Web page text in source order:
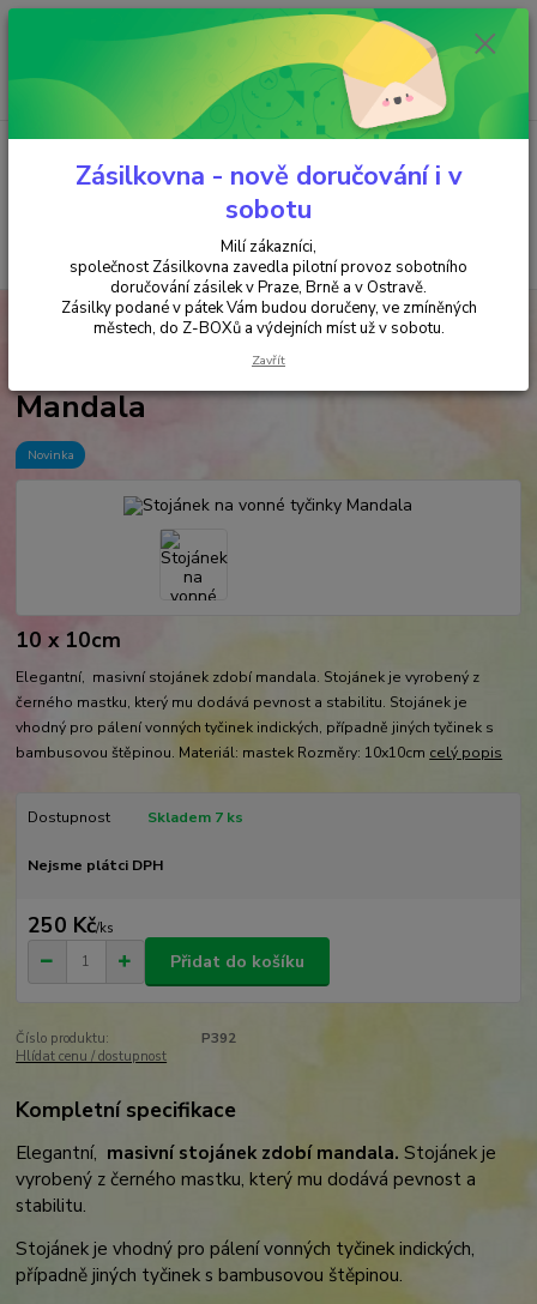
Minimální hodnota objednávky je 200 kč. Při nákupu nad 2000,- Kč je
požadována platba předem na účet.
Menu
+420 737 737 037
(Po-Pá, 9-18 hod.)
za
VYKUŘOVÁNÍ STOJÁNKY Stojánek na vonné tyčinky Mandala
Stojánek na vonné tyčinky
Mandala
Novinka
10 x 10cm
Elegantní, masivní stojánek zdobí mandala. Stojánek je vyrobený z
černého mastku, který mu dodává pevnost a stabilitu. Stojánek je
vhodný pro pálení vonných tyčinek indických, případně jiných tyčinek s
bambusovou štěpinou. Materiál: mastek Rozměry: 10x10cm celý popis
Dostupnost Skladem 7 ks
Nejsme plátci DPH
250 Kč/ks
Přidat do košíku
Číslo produktu:
P392
Hlídat cenu / dostupnost
Kompletní specifikace
Elegantní, masivní stojánek zdobí mandala. Stojánek je
vyrobený z černého mastku, který mu dodává pevnost a
stabilitu.
Stojánek je vhodný pro pálení vonných tyčinek indických,
případně jiných tyčinek s bambusovou štěpinou.
Zásilkovna - nově doručování i v
sobotu
Milí zákazníci,
společnost Zásilkovna zavedla pilotní provoz sobotního
doručování zásilek v Praze, Brně a v Ostravě.
Zásilky podané v pátek Vám budou doručeny, ve zmíněných
městech, do Z-BOXů a výdejních míst už v sobotu.
Zavřít